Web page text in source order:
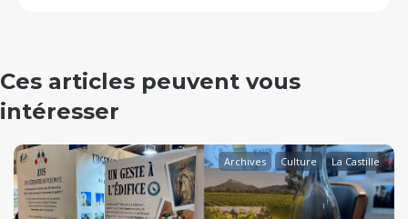
Ces articles peuvent vous
intéresser
Archives Culture La Castille